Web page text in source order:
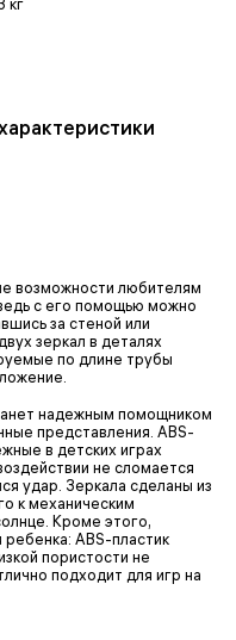
возможности любителям
с его помощью можно
за стеной или
зеркал в деталях
по длине трубы
надежным помощником
представления. ABS-
в детских играх
не сломается
удар. Зеркала сделаны из
к механическим
Кроме этого,
ABS-пластик
пористости не
подходит для игр на